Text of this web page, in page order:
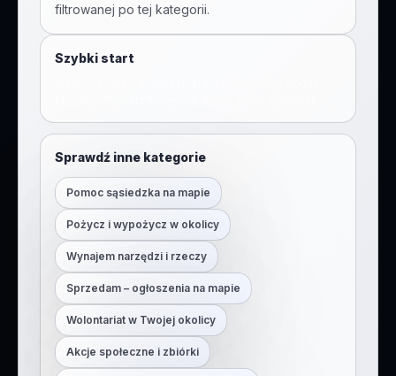
filtrowanej po tej kategorii.
Szybki start
Sprawdź inne kategorie
Pomoc sąsiedzka na mapie
Pożycz i wypożycz w okolicy
Wynajem narzędzi i rzeczy
Sprzedam – ogłoszenia na mapie
Wolontariat w Twojej okolicy
Akcje społeczne i zbiórki